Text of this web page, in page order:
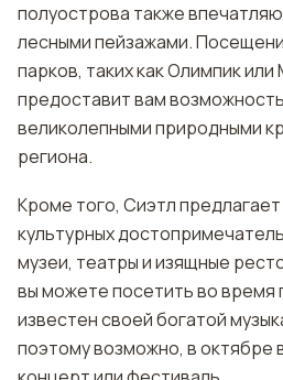
полуострова также
лесными пейзажами.
парков, таких как Олимпик
предоставит вам
великолепными природными
региона.
Кроме того, Сиэтл
культурных
музеи, театры и изящные
вы можете посетить во время
известен своей богатой
поэтому возможно, в октябре